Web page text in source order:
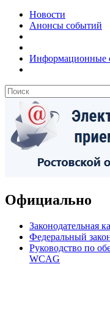
Новости
Анонсы событий
Информационные
Официально
Законодательная
Федеральный
Руководство по
WCAG